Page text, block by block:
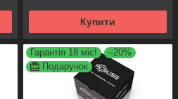
Купити
Гарантія 18 міс!
–20%
Подарунок